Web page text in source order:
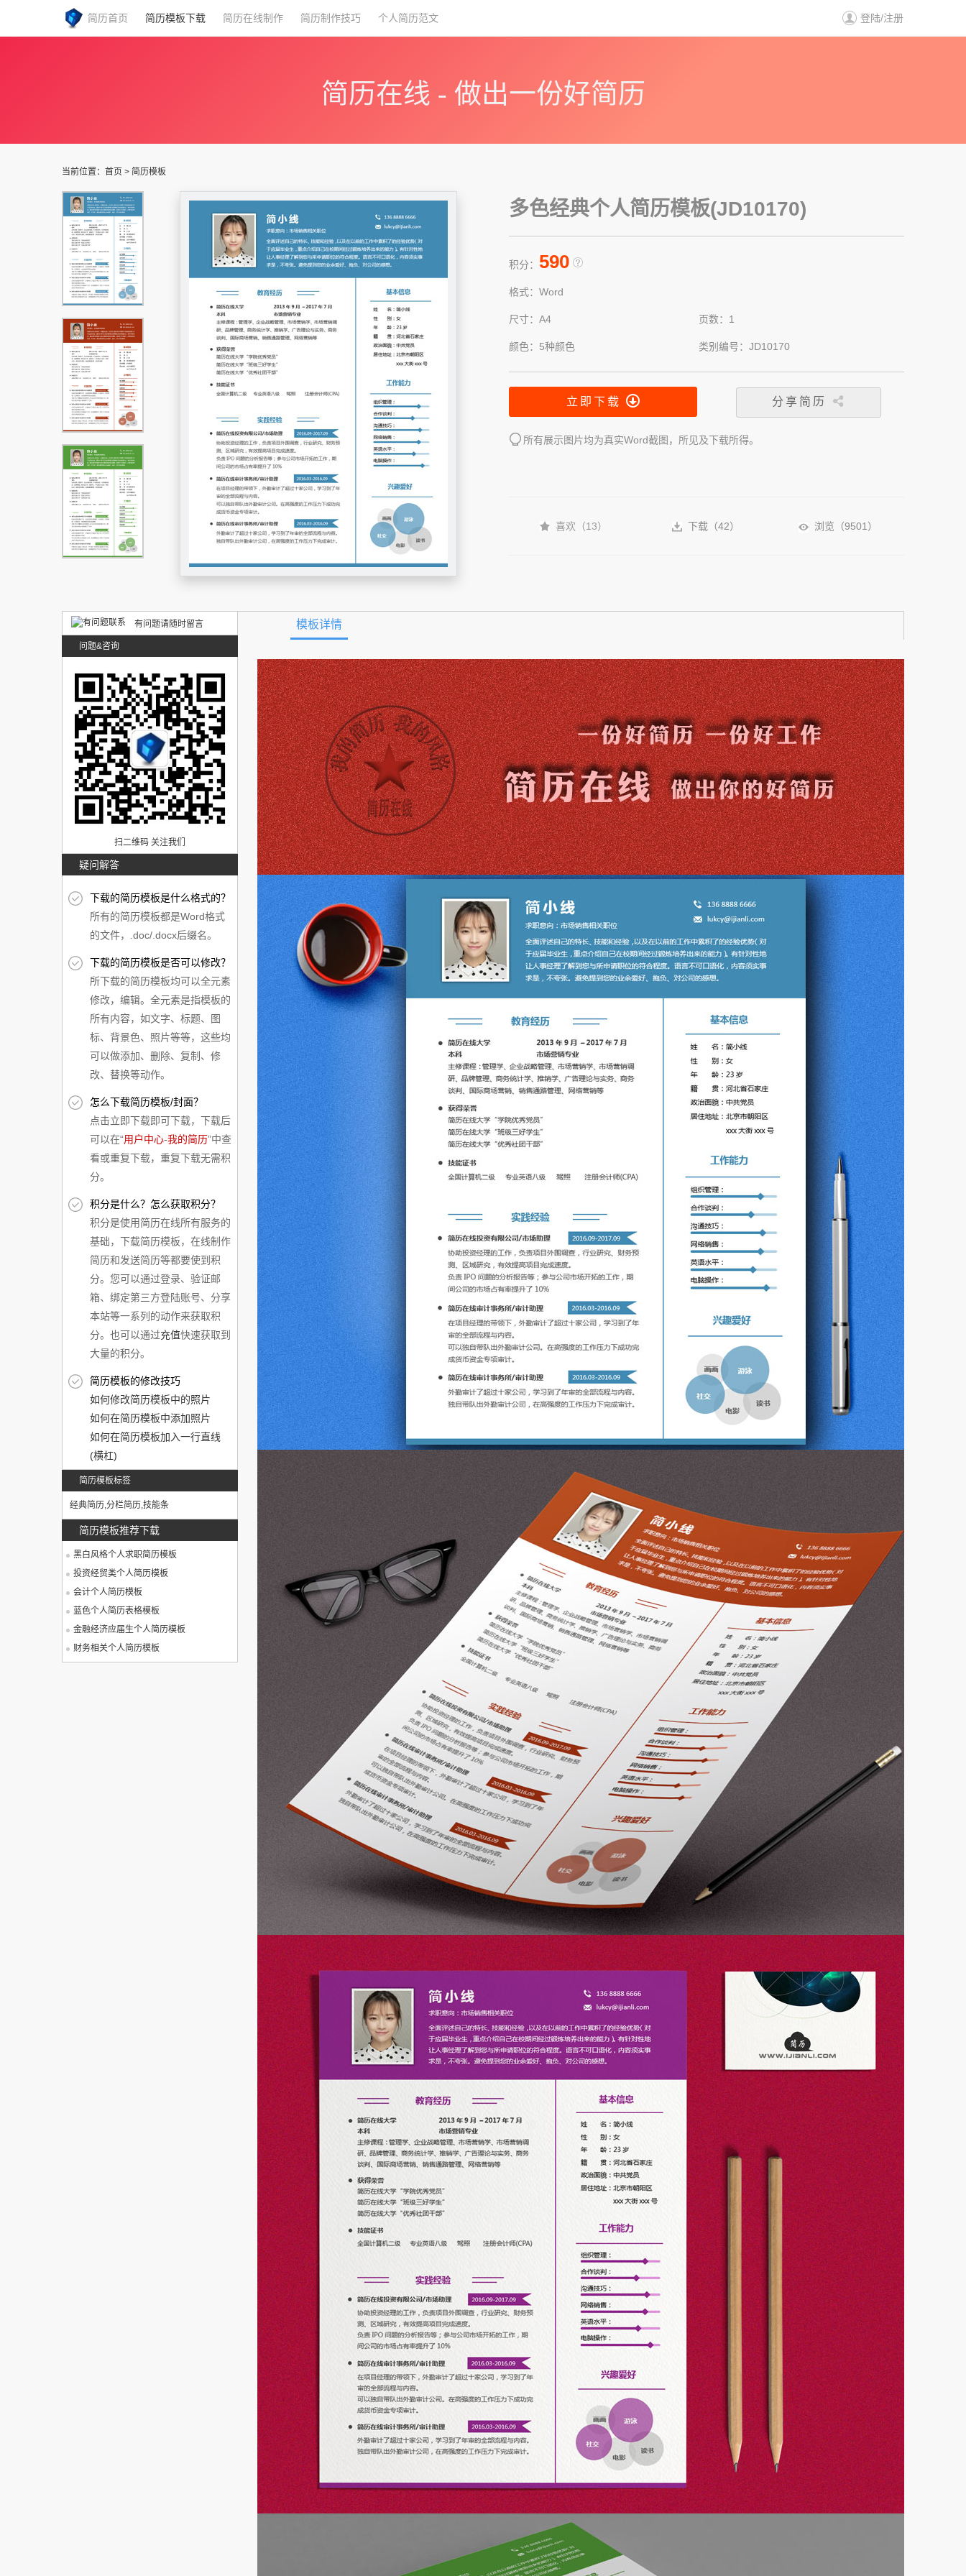
简历首页 简历模板下载 简历在线制作 简历制作技巧 个人简历范文 登陆/注册
简历在线 - 做出一份好简历
当前位置： 首页 > 简历模板
多色经典个人简历模板(JD10170)
积分： 590
格式：Word
尺寸：A4 页数：1
颜色：5种颜色 类别编号：JD10170
立即下载 分享简历
所有展示图片均为真实Word截图，所见及下载所得。
喜欢（13） 下载（42） 浏览（9501）
有问题请随时留言
问题&咨询
扫二维码 关注我们
疑问解答
下载的简历模板是什么格式的？
所有的简历模板都是Word格式
的文件，.doc/.docx后缀名。
下载的简历模板是否可以修改？
所下载的简历模板均可以全元素
修改，编辑。全元素是指模板的
所有内容，如文字、标题、图
标、背景色、照片等等，这些均
可以做添加、删除、复制、修
改、替换等动作。
怎么下载简历模板/封面？
点击立即下载即可下载，下载后
可以在“用户中心-我的简历”中查
看或重复下载，重复下载无需积
分。
积分是什么？怎么获取积分？
积分是使用简历在线所有服务的
基础，下载简历模板，在线制作
简历和发送简历等都要使到积
分。您可以通过登录、验证邮
箱、绑定第三方登陆账号、分享
本站等一系列的动作来获取积
分。也可以通过充值快速获取到
大量的积分。
简历模板的修改技巧
如何修改简历模板中的照片
如何在简历模板中添加照片
如何在简历模板加入一行直线
(横杠)
简历模板标签
经典简历,分栏简历,技能条
简历模板推荐下载
黑白风格个人求职简历模板
投资经贸类个人简历模板
会计个人简历模板
蓝色个人简历表格模板
金融经济应届生个人简历模板
财务相关个人简历模板
模板详情